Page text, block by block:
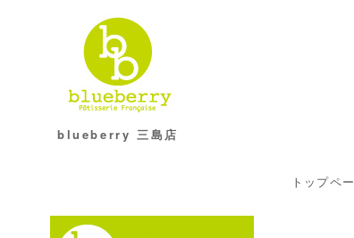
blueberry 三島店
トップペ